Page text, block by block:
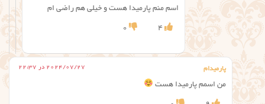
اسم منم پارمیدا هست و خیلی هم راضی ام
4
0
پارمیدام 2024/07/27 در 22:37
من اسمم‌ پارمیدا هست ⁦